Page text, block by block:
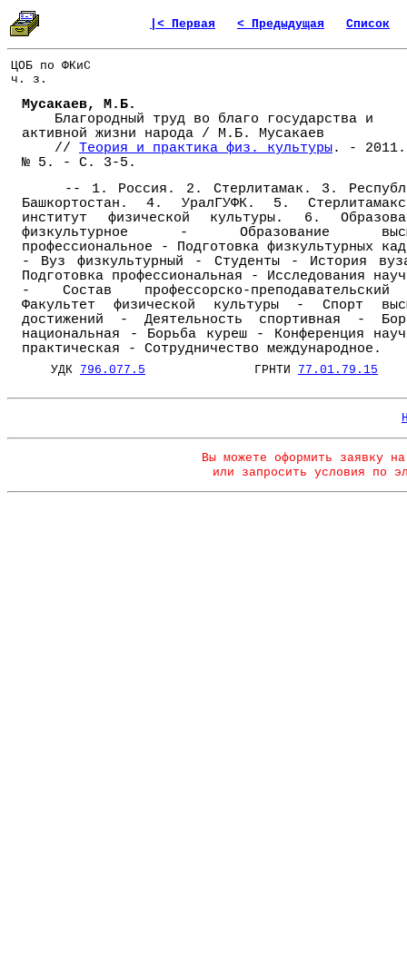
|< Первая < Предыдущая Список
ЦОБ по ФКиС
ч. з.
Мусакаев, М.Б.
Благородный труд во благо государства и
активной жизни народа / М.Б. Мусакаев
// Теория и практика физ. культуры. -
№ 5. - С. 3-5.
-- 1. Россия. 2. Стерлитамак. 3.
Башкортостан. 4. УралГУФК. 5.
институт физической культуры. 6.
физкультурное - Образование
профессиональное - Подготовка физкультурных
- Вуз физкультурный - Студенты - История
Подготовка профессиональная - Исследования
- Состав профессорско-
Факультет физической культуры - Спорт
достижений - Деятельность спортивная -
национальная - Борьба куреш - Конференция
практическая - Сотрудничество международное.
УДК 796.077.5 ГРНТИ 77.01.79.15
Вы можете оформить заявку
или запросить условия по